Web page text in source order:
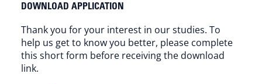
DOWNLOAD APPLICATION
Thank you for your interest in our studies. To
help us get to know you better, please complete
this short form before receiving the download
link.